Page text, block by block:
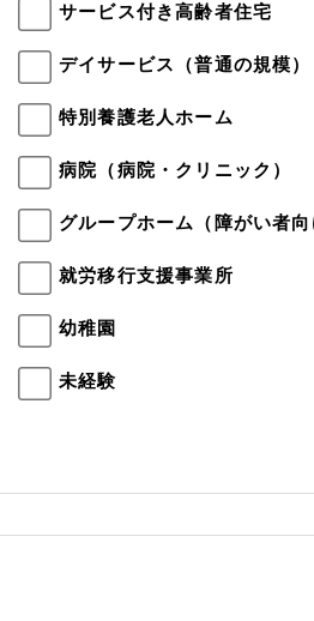
サービス付き高齢者住宅
デイサービス（普通の規模）
特別養護老人ホーム
病院（病院・クリニック）
グループホーム（障がい者向
就労移行支援事業所
幼稚園
未経験